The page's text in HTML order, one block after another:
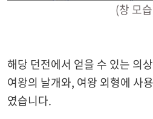
(창 모
해당 던전에서 얻을 수 있는 의
여왕의 날개와, 여왕 외형에 사
였습니다.